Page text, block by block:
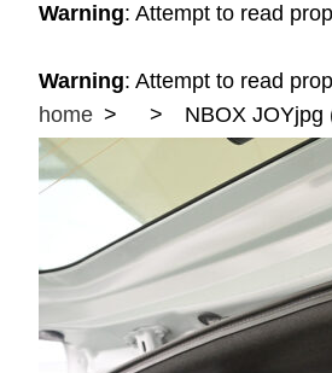
Warning: Attempt to read
Warning: Attempt to read
home
NBOX JOYjpg